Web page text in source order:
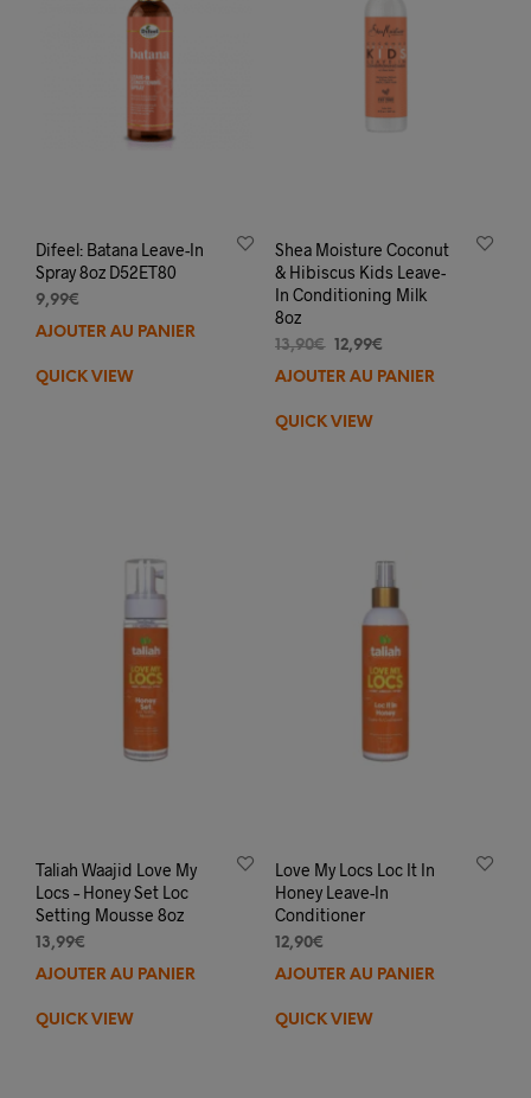
Difeel: Batana Leave-In
Spray 8oz D52ET80
9,99€
AJOUTER AU PANIER
QUICK VIEW
Shea Moisture Coconut
& Hibiscus Kids Leave-
In Conditioning Milk
8oz
13,90€ Le
prix
était :
12,99€
prix
AJOUTER AU PANIER
QUICK VIEW
Taliah Waajid Love My
Locs – Honey Set Loc
Setting Mousse 8oz
13,99€
AJOUTER AU PANIER
QUICK VIEW
Love My Locs Loc It In
Honey Leave-In
Conditioner
12,90€
AJOUTER AU PANIER
QUICK VIEW